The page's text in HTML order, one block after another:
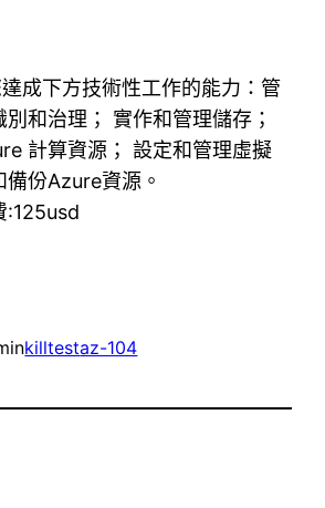
成下方技術性工作的能力：管
和治理； 實作和管理儲存；
計算資源； 設定和管理虛擬
份Azure資源。
:125usd
killtestaz-104